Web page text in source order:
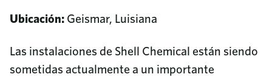
Preguntas frecuentes
Directorio telefónico
Ubicación: Geismar, Luisiana
Las instalaciones de Shell Chemical están siendo
sometidas actualmente a un importante